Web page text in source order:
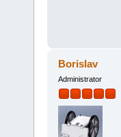
Borislav
Administrator